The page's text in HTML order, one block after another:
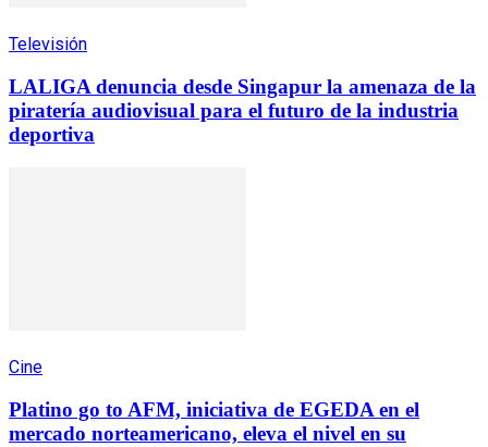
Televisión
LALIGA denuncia desde Singapur la amenaza de la
piratería audiovisual para el futuro de la industria
deportiva
Cine
Platino go to AFM, iniciativa de EGEDA en el
mercado norteamericano, eleva el nivel en su